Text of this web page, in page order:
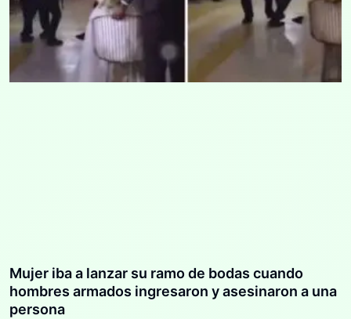
Mujer iba a lanzar su ramo de bodas cuando
hombres armados ingresaron y asesinaron a una
persona